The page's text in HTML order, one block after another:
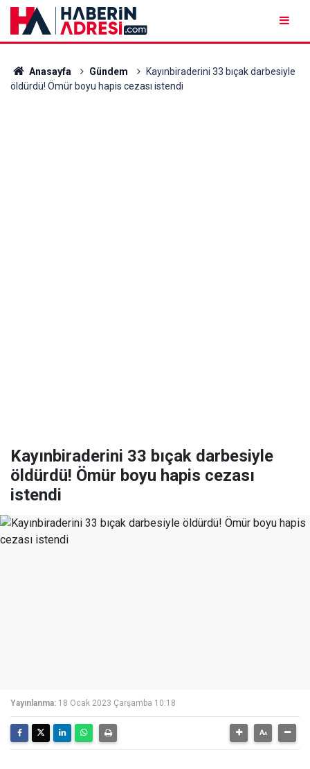
Anasayfa Gündem
Kayınbiraderini 33 bıçak darbesiyle
öldürdü! Ömür boyu hapis cezası istendi
Kayınbiraderini 33 bıçak darbesiyle
öldürdü! Ömür boyu hapis cezası
istendi
Yayınlanma: 18 Ocak 2023 Çarşamba 10:18